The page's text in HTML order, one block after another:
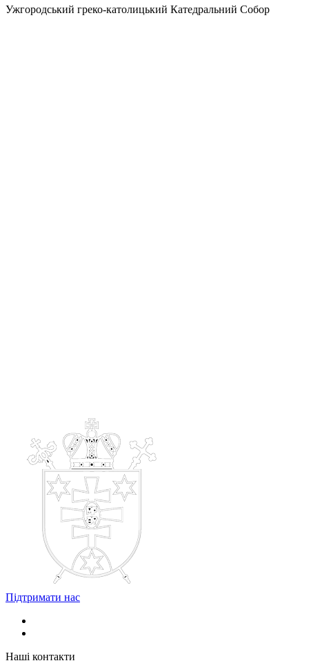
Ужгородський греко-католицький Катедральний Собор
Підтримати нас
Наші контакти